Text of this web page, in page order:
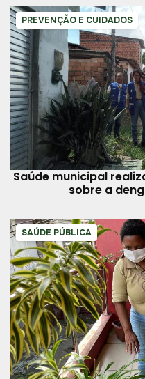
PREVENÇÃO E CUIDADOS
Saúde municipal
sobre a
SAÚDE PÚBLICA